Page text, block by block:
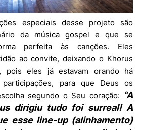
especiais desse projeto são
da música gospel e que se
perfeita às canções. Eles
ao convite, deixando o Khorus
pois eles já estavam orando há
para que Deus os
segundo o Seu coração: “A
dirigiu tudo foi surreal! A
esse line-up (alinhamento)